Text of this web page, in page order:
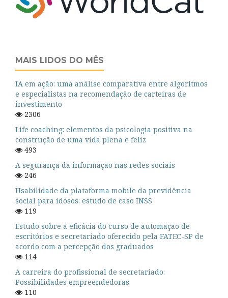
MAIS LIDOS DO MÊS
IA em ação: uma análise comparativa entre algoritmos
e especialistas na recomendação de carteiras de
investimento
2306
Life coaching: elementos da psicologia positiva na
construção de uma vida plena e feliz
493
A segurança da informação nas redes sociais
246
Usabilidade da plataforma mobile da previdência
social para idosos: estudo de caso INSS
119
Estudo sobre a eficácia do curso de automação de
escritórios e secretariado oferecido pela FATEC-SP de
acordo com a percepção dos graduados
114
A carreira do profissional de secretariado:
Possibilidades empreendedoras
110